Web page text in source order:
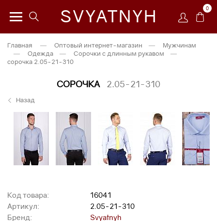
SVYATNYH 0
Главная — Оптовый интернет-магазин —
Мужчинам
—
Одежда — Сорочки с длинным рукавом
—
сорочка 2.05-21-310
СОРОЧКА 2.05-21-310
Назад
Код товара:
16041
Артикул:
2.05-21-310
Бренд:
Svyatnyh